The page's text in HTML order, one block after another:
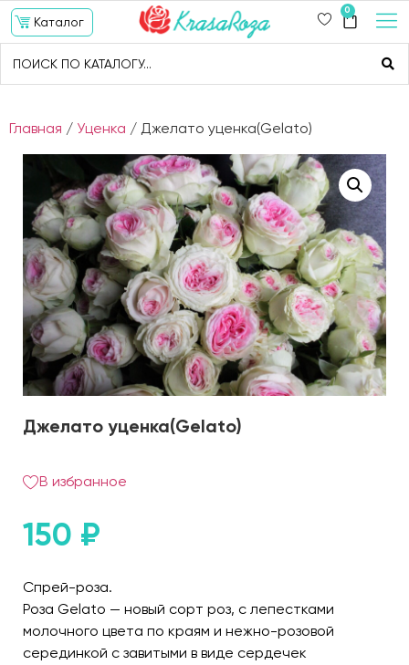
Каталог
0
Главная / Уценка / Джелато уценка(Gelato)
Джелато уценка(Gelato)
В избранное
150 ₽
Спрей-роза.
Роза Gelato — новый сорт роз, с лепестками
молочного цвета по краям и нежно-розовой
серединкой с завитыми в виде сердечек